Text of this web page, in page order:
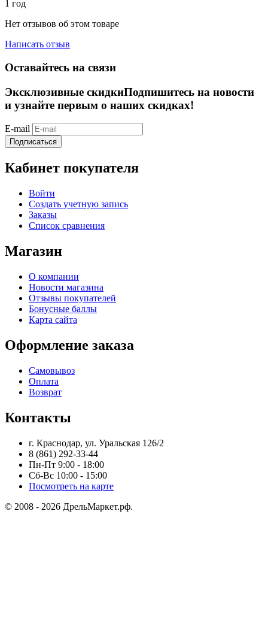
1 год
Нет отзывов об этом товаре
Написать отзыв
Оставайтесь на связи
Эксклюзивные скидкиПодпишитесь на новости
и узнайте первым о наших скидках!
E-mail
Подписаться
Кабинет покупателя
Войти
Создать учетную запись
Заказы
Список сравнения
Магазин
О компании
Новости магазина
Отзывы покупателей
Бонусные баллы
Карта сайта
Оформление заказа
Самовывоз
Оплата
Возврат
Контакты
г. Краснодар, ул. Уральская 126/2
8 (861) 292-33-44
Пн-Пт 9:00 - 18:00
Сб-Вс 10:00 - 15:00
Посмотреть на карте
© 2008 - 2026 ДрельМаркет.рф.